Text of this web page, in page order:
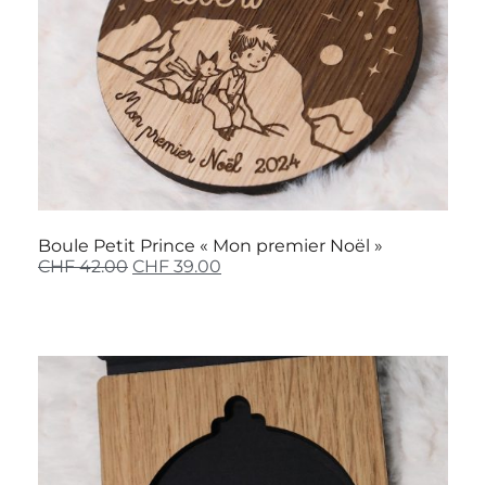
Boule Petit Prince « Mon premier Noël »
CHF42.00 CHF 39.00